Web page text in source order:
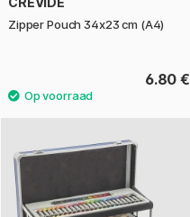
Zipper Pouch 34x23 cm (A4)
6.80 €